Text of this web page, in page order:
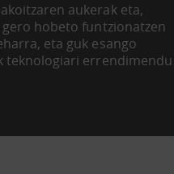
aukerak eta,
hobeto funtzionatzen
eta guk esango
teknologiari errendimendu